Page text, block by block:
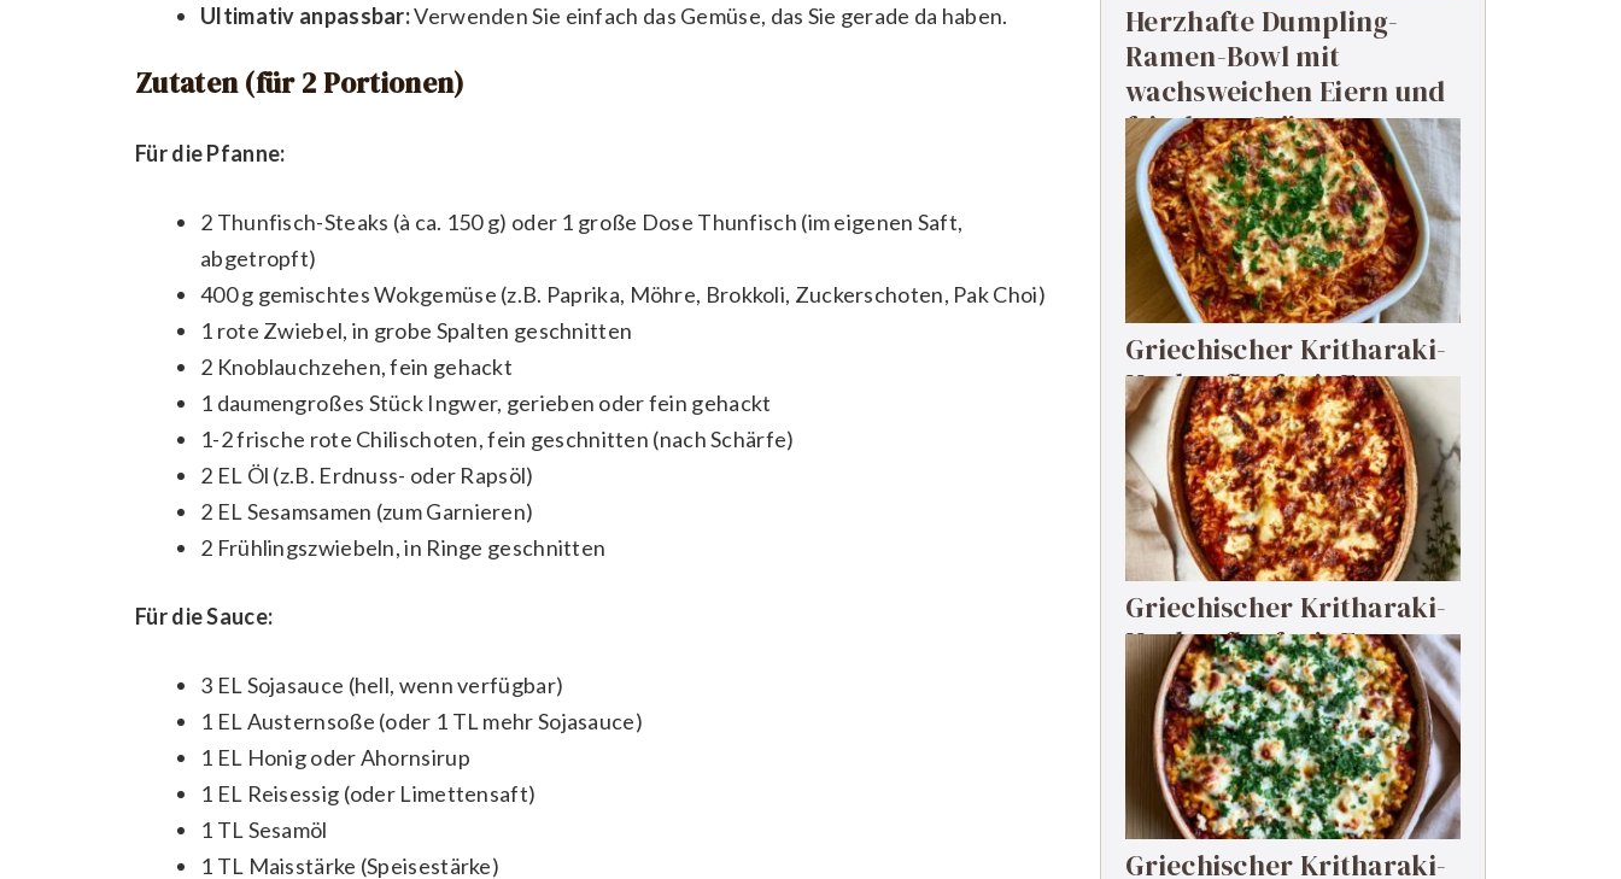
Ultimativ anpassbar:Verwenden Sie einfach das Gemüse, das Sie gerade da haben.
Zutaten (für 2 Portionen)
Für die Pfanne:
2 Thunfisch-Steaks (à ca. 150 g) oder 1 große Dose Thunfisch (im eigenen Saft,
abgetropft)
400 g gemischtes Wokgemüse (z.B. Paprika, Möhre, Brokkoli, Zuckerschoten, Pak Choi)
1 rote Zwiebel, in grobe Spalten geschnitten
2 Knoblauchzehen, fein gehackt
1 daumengroßes Stück Ingwer, gerieben oder fein gehackt
1-2 frische rote Chilischoten, fein geschnitten (nach Schärfe)
2 EL Öl (z.B. Erdnuss- oder Rapsöl)
2 EL Sesamsamen (zum Garnieren)
2 Frühlingszwiebeln, in Ringe geschnitten
Für die Sauce:
3 EL Sojasauce (hell, wenn verfügbar)
1 EL Austernsoße (oder 1 TL mehr Sojasauce)
1 EL Honig oder Ahornsirup
1 EL Reisessig (oder Limettensaft)
1 TL Sesamöl
1 TL Maisstärke (Speisestärke)
Herzhafte Dumpling-
Ramen-Bowl mit
wachsweichen Eiern und
frischem Grün
Griechischer Kritharaki-
Hackauflauf mit Feta
Griechischer Kritharaki-
Hackauflauf mit Feta
Griechischer Kritharaki-